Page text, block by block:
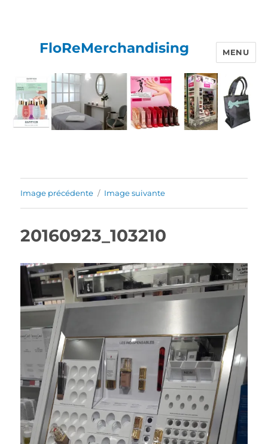
FloReMerchandising MENU
Image précédente Image suivante
20160923_103210